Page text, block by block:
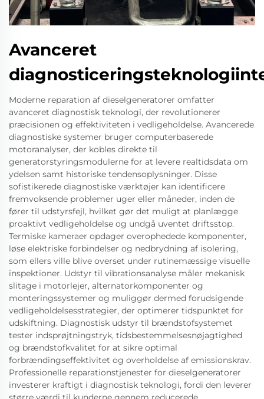
Avanceret
Moderne reparation af dieselgeneratorer omfatter
avanceret diagnostisk teknologi, der revolutionerer
præcisionen og effektiviteten i vedligeholdelse. Avancerede
diagnostiske systemer bruger computerbaserede
motoranalyser, der kobles direkte til
generatorstyringsmodulerne for at levere realtidsdata om
ydelsen samt historiske tendensoplysninger. Disse
sofistikerede diagnostiske værktøjer kan identificere
fremvoksende problemer uger eller måneder, inden de
fører til udstyrsfejl, hvilket gør det muligt at planlægge
proaktivt vedligeholdelse og undgå uventet driftsstop.
Termiske kameraer opdager overophedede komponenter,
løse elektriske forbindelser og nedbrydning af isolering,
som ellers ville blive overset under rutinemæssige visuelle
inspektioner. Udstyr til vibrationsanalyse måler mekanisk
slitage i motorlejer, alternatorkomponenter og
monteringssystemer og muliggør dermed forudsigende
vedligeholdelsesstrategier, der optimerer tidspunktet for
udskiftning. Diagnostisk udstyr til brændstofsystemet
tester indsprøjtningstryk, tidsbestemmelsesnøjagtighed
og brændstofkvalitet for at sikre optimal
forbrændingseffektivitet og overholdelse af emissionskrav.
Professionelle reparationstjenester for dieselgeneratorer
investerer kraftigt i diagnostisk teknologi, fordi den leverer